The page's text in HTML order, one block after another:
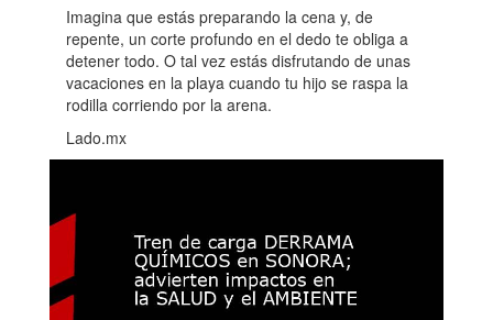
Imagina que estás preparando la cena y, de
repente, un corte profundo en el dedo te obliga a
detener todo. O tal vez estás disfrutando de unas
vacaciones en la playa cuando tu hijo se raspa la
rodilla corriendo por la arena.
Lado.mx